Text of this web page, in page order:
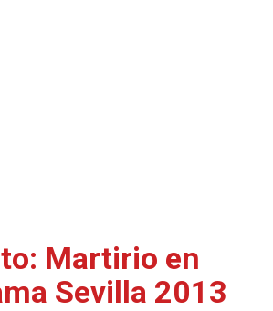
Martirio en
Sevilla 2013